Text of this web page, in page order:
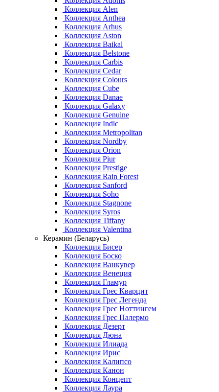
Коллекция Alen
Коллекция Anthea
Коллекция Arhus
Коллекция Aston
Коллекция Baikal
Коллекция Belstone
Коллекция Carbis
Коллекция Cedar
Коллекция Colours
Коллекция Cube
Коллекция Danae
Коллекция Galaxy
Коллекция Genuine
Коллекция Indic
Коллекция Metropolitan
Коллекция Nordby
Коллекция Orion
Коллекция Piur
Коллекция Prestige
Коллекция Rain Forest
Коллекция Sanford
Коллекция Soho
Коллекция Stagnone
Коллекция Syros
Коллекция Tiffany
Коллекция Valentina
Керамин (Беларусь)
Коллекция Бисер
Коллекция Боско
Коллекция Ванкувер
Коллекция Венеция
Коллекция Гламур
Коллекция Грес Кварцит
Коллекция Грес Легенда
Коллекция Грес Ноттингем
Коллекция Грес Палермо
Коллекция Дезерт
Коллекция Дюна
Коллекция Илиада
Коллекция Ирис
Коллекция Калипсо
Коллекция Канон
Коллекция Концепт
Коллекция Лаура